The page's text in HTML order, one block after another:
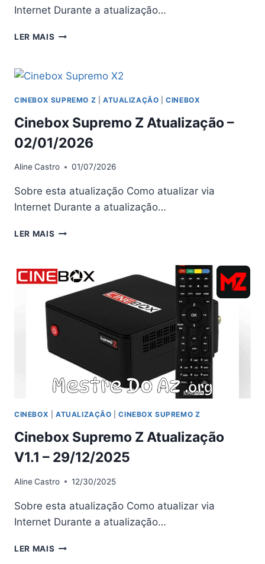
Internet Durante a atualização…
LER MAIS CINEBOX
ATUALIZAÇÃO
20/02/2026
CINEBOX SUPREMO Z ATUALIZAÇÃO |CINEBOX
Cinebox Supremo Z Atualização –
02/01/2026
AlineCastro 01/07/2026
Sobre esta atualização Como atualizar via
Internet Durante a atualização…
LER MAIS CINEBOX
ATUALIZAÇÃO
–
02/01/2026
CINEBOX ATUALIZAÇÃO |CINEBOX SUPREMO Z
Cinebox Supremo Z Atualização
V1.1 – 29/12/2025
AlineCastro 12/30/2025
Sobre esta atualização Como atualizar via
Internet Durante a atualização…
LER MAIS CINEBOX